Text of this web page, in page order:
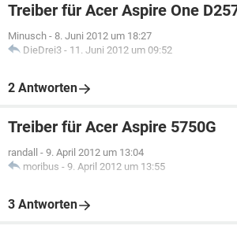
Treiber für Acer Aspire One
Minusch - 8. Juni 2012 um 18:27
DieDrei3 - 11. Juni 2012 um 09:52
2 Antworten
Treiber für Acer Aspire 5750G
randall - 9. April 2012 um 13:04
moribus - 9. April 2012 um 13:55
3 Antworten